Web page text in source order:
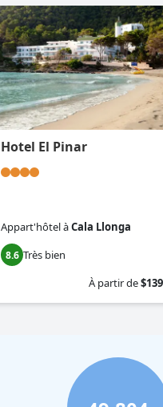
Hotel El Pinar
Appart'hôtelàCala Llonga
8.6 Très bien
À partir de$139